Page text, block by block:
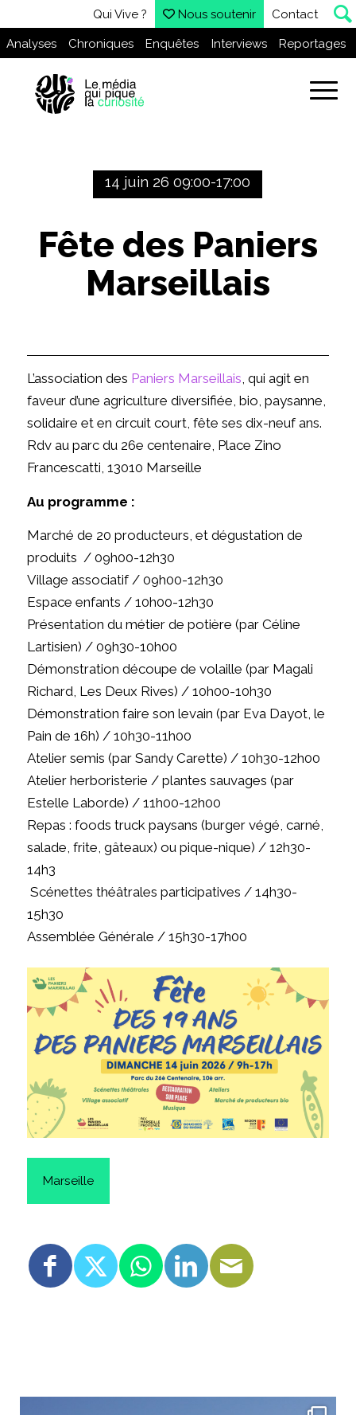
Qui Vive ? Nous soutenir Contact
Analyses Chroniques Enquêtes Interviews Reportages
14 juin 26 09:00-17:00
Fête des Paniers
Marseillais
L’association des Paniers Marseillais, qui agit en
faveur d’une agriculture diversifiée, bio, paysanne,
solidaire et en circuit court, fête ses dix-neuf ans.
Rdv au parc du 26e centenaire, Place Zino
Francescatti, 13010 Marseille
Au programme :
Marché de 20 producteurs, et dégustation de
produits / 09h00-12h30
Village associatif / 09h00-12h30
Espace enfants / 10h00-12h30
Présentation du métier de potière (par Céline
Lartisien) / 09h30-10h00
Démonstration découpe de volaille (par Magali
Richard, Les Deux Rives) / 10h00-10h30
Démonstration faire son levain (par Eva Dayot, le
Pain de 16h) / 10h30-11h00
Atelier semis (par Sandy Carette) / 10h30-12h00
Atelier herboristerie / plantes sauvages (par
Estelle Laborde) / 11h00-12h00
Repas : foods truck paysans (burger végé, carné,
salade, frite, gâteaux) ou pique-nique) / 12h30-
14h3
‍ Scénettes théâtrales participatives / 14h30-
15h30
Assemblée Générale / 15h30-17h00
Marseille